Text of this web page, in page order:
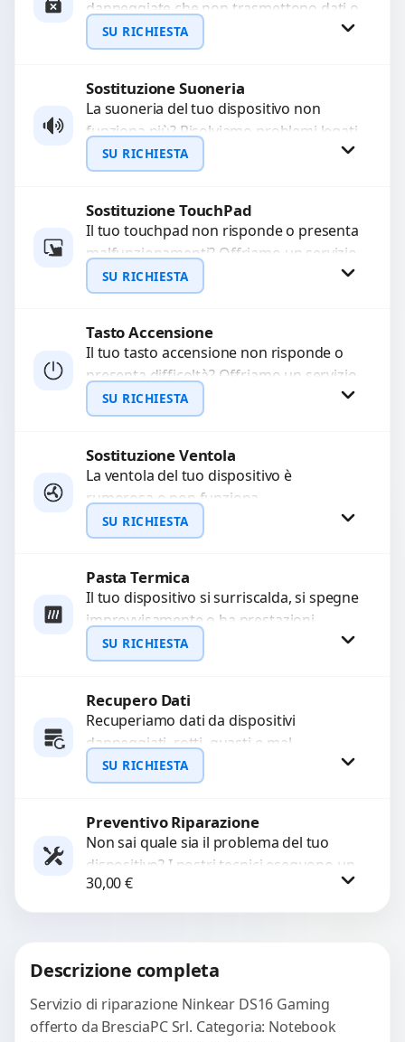
WhatsApp
danneggiate che non trasmettono dati o
non caricano. Utilizziamo ricambi di alta
qualità garantiti per...
SU RICHIESTA
Richiedi Preventivo
WhatsApp
Sostituzione Suoneria
La suoneria del tuo dispositivo non
funziona più? Risolviamo problemi legati
a moduli audio difettosi con interventi
precisi e componenti...
SU RICHIESTA
Richiedi Preventivo
WhatsApp
Sostituzione TouchPad
Il tuo touchpad non risponde o presenta
malfunzionamenti? Offriamo un servizio
di sostituzione professionale utilizzando
ricambi di alta qualità garantiti...
SU RICHIESTA
Richiedi Preventivo
WhatsApp
Tasto Accensione
Il tuo tasto accensione non risponde o
presenta difficoltà? Offriamo un servizio
professionale di riparazione o
sostituzione utilizzando componenti di...
SU RICHIESTA
Richiedi Preventivo
WhatsApp
Sostituzione Ventola
La ventola del tuo dispositivo è
rumorosa o non funziona
correttamente? Offriamo la sostituzione
con componenti di alta qualità
SU RICHIESTA
Richiedi Preventivo
WhatsApp
Pasta Termica
Il tuo dispositivo si surriscalda, si spegne
improvvisamente o ha prestazioni
rallentate a causa di polvere o pasta
termica usurata?...
SU RICHIESTA
Richiedi Preventivo
WhatsApp
Recupero Dati
Recuperiamo dati da dispositivi
danneggiati, rotti, guasti o mal
funzionanti. Utilizziamo strumenti
avanzati per recuperare file importanti
SU RICHIESTA
Richiedi Preventivo
Preventivo Riparazione
Non sai quale sia il problema del tuo
dispositivo? I nostri tecnici eseguono un
check-up completo con strumenti
avanzati per...
30,00€
Descrizione completa
Servizio di riparazione Ninkear DS16 Gaming
offerto da BresciaPC Srl. Categoria: Notebook